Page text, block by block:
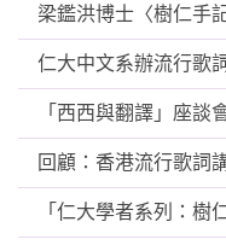
梁鑑洪博士〈樹仁手記
仁大中文系辦流行歌
「西西與翻譯」座談
回顧：香港流行歌詞
「仁大學者系列：樹